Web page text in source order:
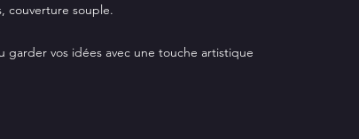
couverture souple.
garder vos idées avec une touche artistique